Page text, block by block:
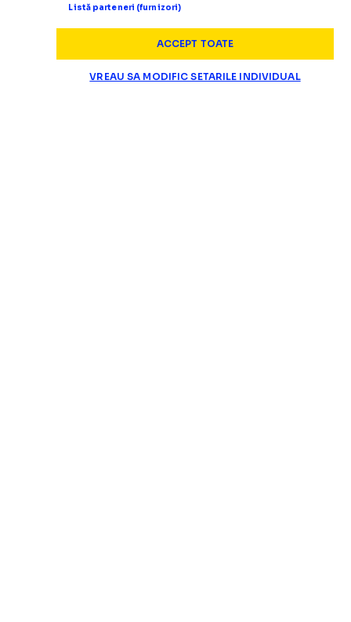
Listă parteneri (furnizori)
ACCEPT TOATE
VREAU SA MODIFIC SETARILE INDIVIDUAL